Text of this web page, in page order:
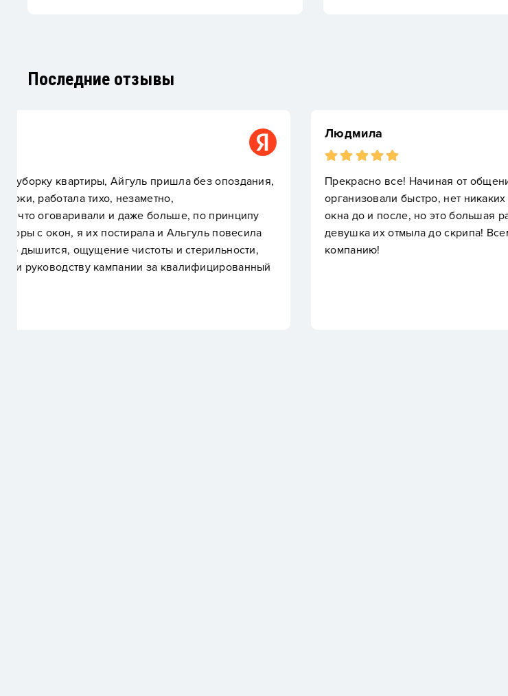
Последние отзывы
Прекрасно все! Начиная от общения с администратором, сама уборка. Все
организовали быстро, нет никаких скрытых платежей. Жаль не сделала
окна до и после, но это большая разница. Окна после застройщика,
девушка их отмыла до скрипа! Всем рекомендую обращаться в эту
компанию!